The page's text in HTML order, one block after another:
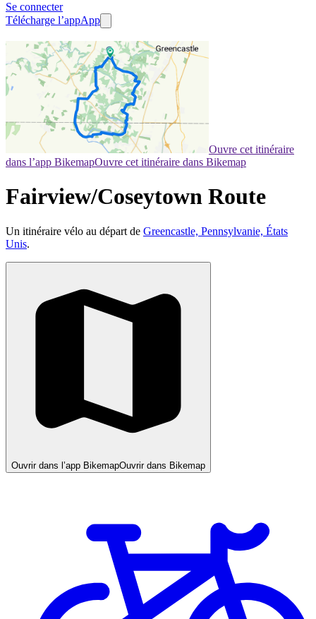
Se connecter
Télécharge l’appApp
Ouvre cet itinéraire
dans l’app BikemapOuvre cet itinéraire dans Bikemap
Fairview/Coseytown Route
Un itinéraire vélo au départ de Greencastle, Pennsylvanie, États
Unis.
Ouvrir dans l’app BikemapOuvrir dans Bikemap